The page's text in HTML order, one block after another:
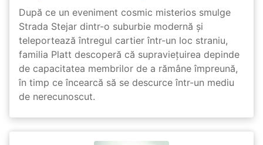
După ce un eveniment cosmic misterios smulge
Strada Stejar dintr-o suburbie modernă și
teleportează întregul cartier într-un loc straniu,
familia Platt descoperă că supraviețuirea depinde
de capacitatea membrilor de a rămâne împreună,
în timp ce încearcă să se descurce într-un mediu
de nerecunoscut.